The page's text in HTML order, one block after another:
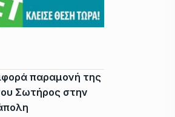
παραμονή της
Σωτήρος στην